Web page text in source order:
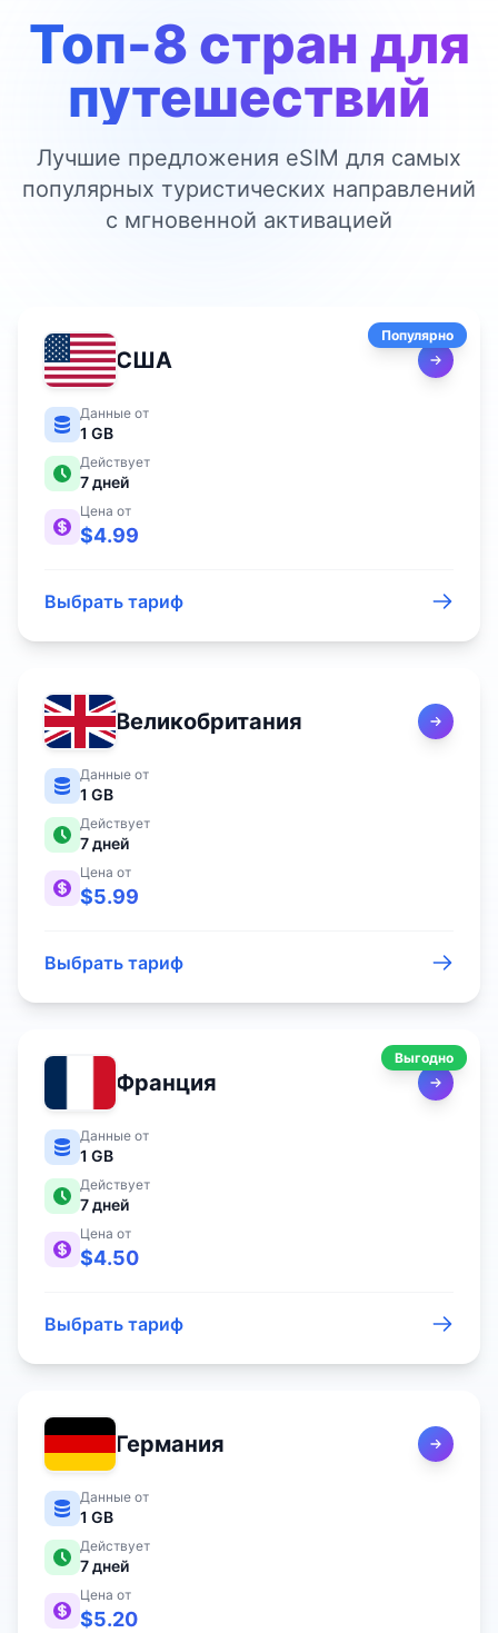
Топ-8 стран для
путешествий
Лучшие предложения eSIM для самых
популярных туристических направлений
с мгновенной активацией
Популярно
США
Данные от
1 GB
Действует
7дней
Цена от
$4.99
Выбрать тариф
Великобритания
Данные от
1 GB
Действует
7дней
Цена от
$5.99
Выбрать тариф
Выгодно
Франция
Данные от
1 GB
Действует
7дней
Цена от
$4.50
Выбрать тариф
Германия
Данные от
1 GB
Действует
7дней
Цена от
$5.20